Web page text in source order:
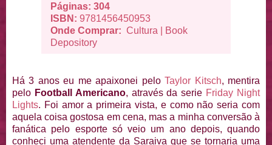
Páginas: 304
ISBN:9781456450953
Onde Comprar: Cultura
Book
Depository
Há 3 anos eu me apaixonei peloTaylor Kitsch, mentira
pelo Football Americano, através da serie Friday Night
Lights. Foi amor a primeira vista, e como não seria com
aquela coisa gostosa em cena, mas a minha conversão à
fanática pelo esporte só veio um ano depois, quando
conheci uma atendente da Saraiva que se tornaria uma